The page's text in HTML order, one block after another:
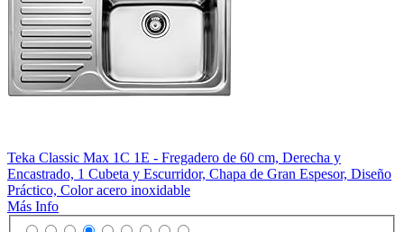
Teka Classic Max 1C 1E - Fregadero de 60 cm, Derecha y
Encastrado, 1 Cubeta y Escurridor, Chapa de Gran Espesor, Diseño
Práctico, Color acero inoxidable
Más Info